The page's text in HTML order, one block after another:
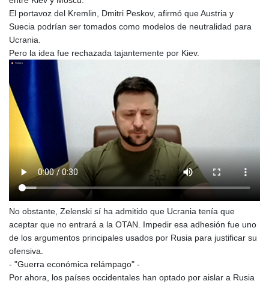
El portavoz del Kremlin, Dmitri Peskov, afirmó que Austria y
Suecia podrían ser tomados como modelos de neutralidad para
Ucrania.
Pero la idea fue rechazada tajantemente por Kiev.
No obstante, Zelenski sí ha admitido que Ucrania tenía que
aceptar que no entrará a la OTAN. Impedir esa adhesión fue uno
de los argumentos principales usados por Rusia para justificar su
ofensiva.
- "Guerra económica relámpago" -
Por ahora, los países occidentales han optado por aislar a Rusia